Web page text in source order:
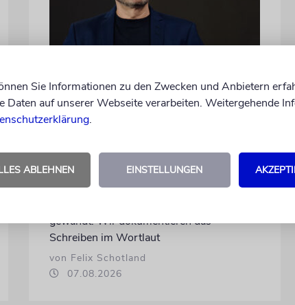
Wie Georg Restle die
Glaubwürdigkeit des ÖRR
untergräbt
Nach dem X-Post des Journalisten hat sich
Felix Schotland, Vorstand der Synagogen-
Gemeinde Köln, an WDR-
gewandt. Wir dokumentieren das
Schreiben im Wortlaut
von Felix Schotland
07.08.2026
Sie Informationen zu den Zwecken und Anbietern
Daten auf unserer Webseite verarbeiten. Weitergehende
.
ABLEHNEN EINSTELLUNGEN